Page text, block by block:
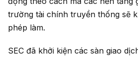
trường tài chính truyền thống sẽ
phép làm.
SEC đã khởi kiện các sàn giao